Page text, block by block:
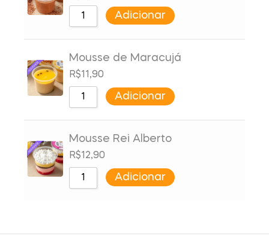
Adicionar
Mousse de Maracujá
R$11,90
Adicionar
Mousse Rei Alberto
R$12,90
Adicionar